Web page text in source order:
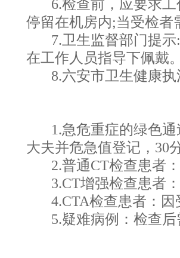
6.检查前，应要求
停留在机房内;当受检者
7.卫生监督部门提
在工作人员指导下佩戴
8.六安市卫生健康执
1.急危重症的绿色通
大夫并危急值登记，30
2.普通CT检查患者
3.CT增强检查患者
4.CTA检查患者：
5.疑难病例：检查